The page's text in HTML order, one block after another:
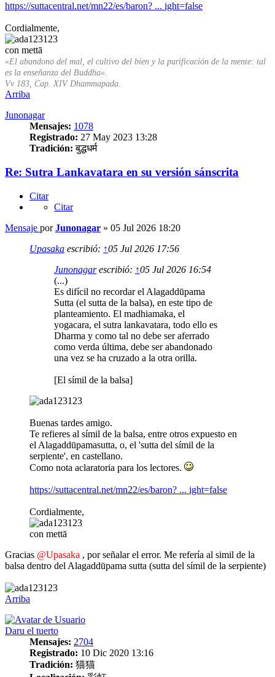
https://suttacentral.net/mn22/es/baron? ... ight=false
Cordialmente,
con mettā
«El abandono del mal, el cultivo del bien y la purificación de la mente: tal
es la enseñanza del Buddha».
Vv 183, Cap. XIV Dhammapada.
Arriba
Junonagar
Mensajes: 1078
Registrado: 27 May 2023 13:28
Tradición: बुद्धधर्म
Re: Sutra Lankavatara en su versión sánscrita
Citar
Citar
Mensaje porJunonagar » 05 Jul 2026 18:20
Upasaka escribió: ↑05 Jul 2026 17:56
Junonagarescribió: ↑05 Jul 2026 16:54
(...)
Es difícil no recordar el Alagaddūpama
Sutta (el sutta de la balsa), en este tipo de
planteamiento. El madhiamaka, el
yogacara, el sutra lankavatara, todo ello es
Dharma y como tal no debe ser aferrado
como verda última, debe ser abandonado
una vez se ha cruzado a la otra orilla.
[El símil de la balsa]
Buenas tardes amigo.
Te refieres al símil de la balsa, entre otros expuesto en
el Alagaddūpamasutta, o, el 'sutta del símil de la
serpiente', en castellano.
Como nota aclaratoria para los lectores.
https://suttacentral.net/mn22/es/baron? ... ight=false
Cordialmente,
con mettā
Gracias @Upasaka , por señalar el error. Me refería al simil de la
balsa dentro del Alagaddūpama sutta (sutta del símil de la serpiente)
Arriba
Daru el tuerto
Mensajes: 2704
Registrado: 10 Dic 2020 13:16
Tradición: 猫猫